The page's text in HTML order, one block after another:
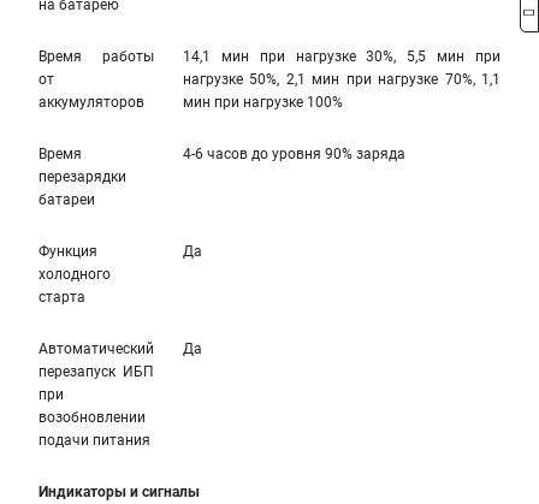
на батарею
Время работы
от
аккумуляторов
14,1 мин при нагрузке 30%, 5,5 мин при
нагрузке 50%, 2,1 мин при нагрузке 70%, 1,1
мин при нагрузке 100%
Время
перезарядки
батареи
4-6 часов до уровня 90% заряда
Функция
холодного
старта
Да
Автоматический
перезапуск ИБП
при
возобновлении
подачи питания
Да
Индикаторы и сигналы